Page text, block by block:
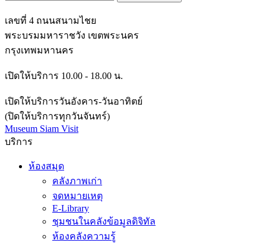
เลขที่ 4 ถนนสนามไชย
พระบรมมหาราชวัง เขตพระนคร
กรุงเทพมหานคร
เปิดให้บริการ 10.00 - 18.00 น.
เปิดให้บริการวันอังคาร-วันอาทิตย์
(ปิดให้บริการทุกวันจันทร์)
Museum Siam Visit
บริการ
ห้องสมุด
คลังภาพเก่า
จดหมายเหตุ
E-Library
ชุมชนในคลังข้อมูลดิจิทัล
ห้องคลังความรู้